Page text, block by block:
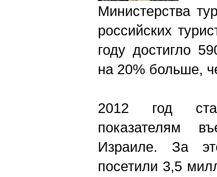
Министерства
российских
году достигло
на 20% больше,
2012 год
показателям
Израиле. За
посетили 3,5